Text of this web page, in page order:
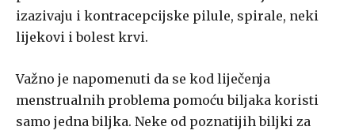
izazivaju i kontracepcijske pilule, spirale, neki
lijekovi i bolest krvi.
Važno je napomenuti da se kod liječenja
menstrualnih problema pomoću biljaka koristi
samo jedna biljka. Neke od poznatijih biljki za